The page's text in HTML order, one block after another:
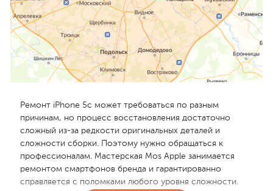
Ремонт iPhone 5с может требоваться по разным
причинам, но процесс восстановления достаточно
сложный из-за редкости оригинальных деталей и
сложности сборки. Поэтому нужно обращаться к
профессионалам. Мастерская Mos Apple занимается
ремонтом смартфонов бренда и гарантированно
справляется с поломками любого уровня сложности.